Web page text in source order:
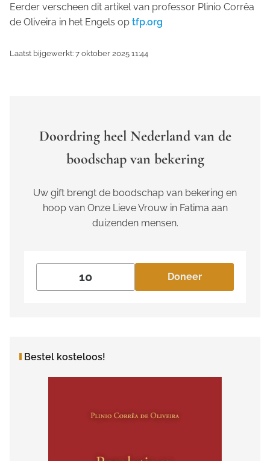
Eerder verscheen dit artikel van professor Plinio Corrêa
de Oliveira in het Engels op tfp.org
Laatst bijgewerkt: 7 oktober 2025 11:44
Doordring heel Nederland van de
boodschap van bekering
Uw gift brengt de boodschap van bekering en
hoop van Onze Lieve Vrouw in Fatima aan
duizenden mensen.
Doneer
Bestel kosteloos!